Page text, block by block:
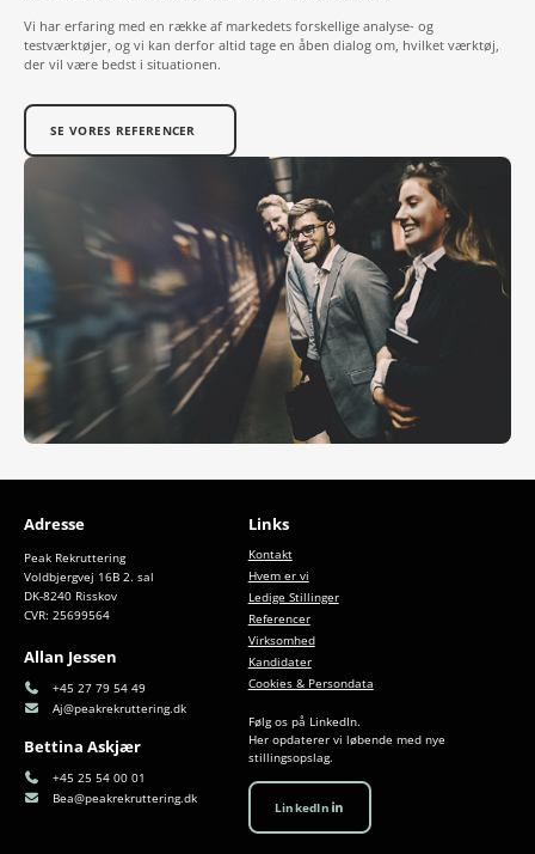
Vi har erfaring med en række af markedets forskellige analyse- og
testværktøjer, og vi kan derfor altid tage en åben dialog om, hvilket værktøj,
der vil være bedst i situationen.
SE VORES REFERENCER
Adresse
Peak Rekruttering
Voldbjergvej 16B 2. sal
DK-8240 Risskov
CVR: 25699564
Allan Jessen
+45 27 79 54 49
Aj@peakrekruttering.dk
Bettina Askjær
+45 25 54 00 01
Bea@peakrekruttering.dk
Links
Kontakt
Hvem er vi
Ledige Stillinger
Referencer
Virksomhed
Kandidater
Cookies & Persondata
Følg os på LinkedIn.
Her opdaterer vi løbende med nye
stillingsopslag.
LinkedIn